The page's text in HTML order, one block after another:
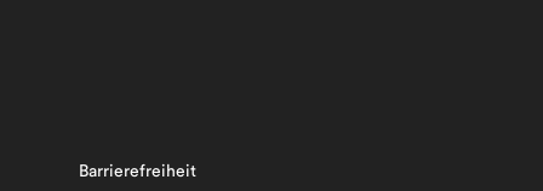
Barrierefreiheit